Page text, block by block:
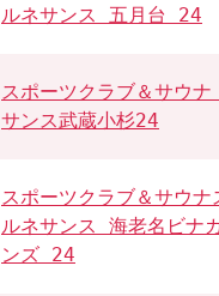
ルネサンス 五月台 24
スポーツクラブ＆サウ
サンス武蔵小杉24
スポーツクラブ＆サウナ
ルネサンス 海老名ビナ
ンズ 24